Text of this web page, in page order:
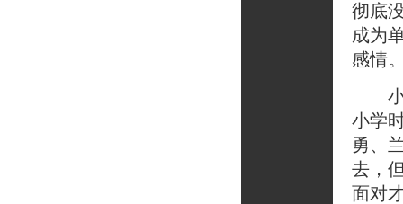
彻底
成为
感情
小
小学
勇、
去，
面对